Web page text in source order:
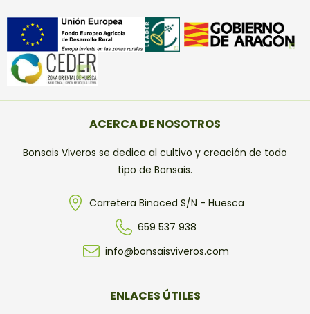
ACERCA DE NOSOTROS
Bonsais Viveros se dedica al cultivo y creación de todo
tipo de Bonsais.
Carretera Binaced S/N - Huesca
659 537 938
info@bonsaisviveros.com
ENLACES ÚTILES